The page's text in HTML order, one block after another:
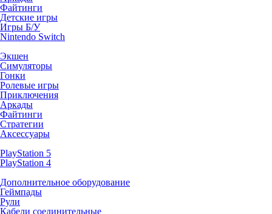
Файтинги
Детские игры
Игры Б/У
Nintendo Switch
Экшен
Симуляторы
Гонки
Ролевые игры
Приключения
Аркады
Файтинги
Стратегии
Аксессуары
PlayStation 5
PlayStation 4
Дополнительное оборудование
Геймпады
Рули
Кабели соединительные